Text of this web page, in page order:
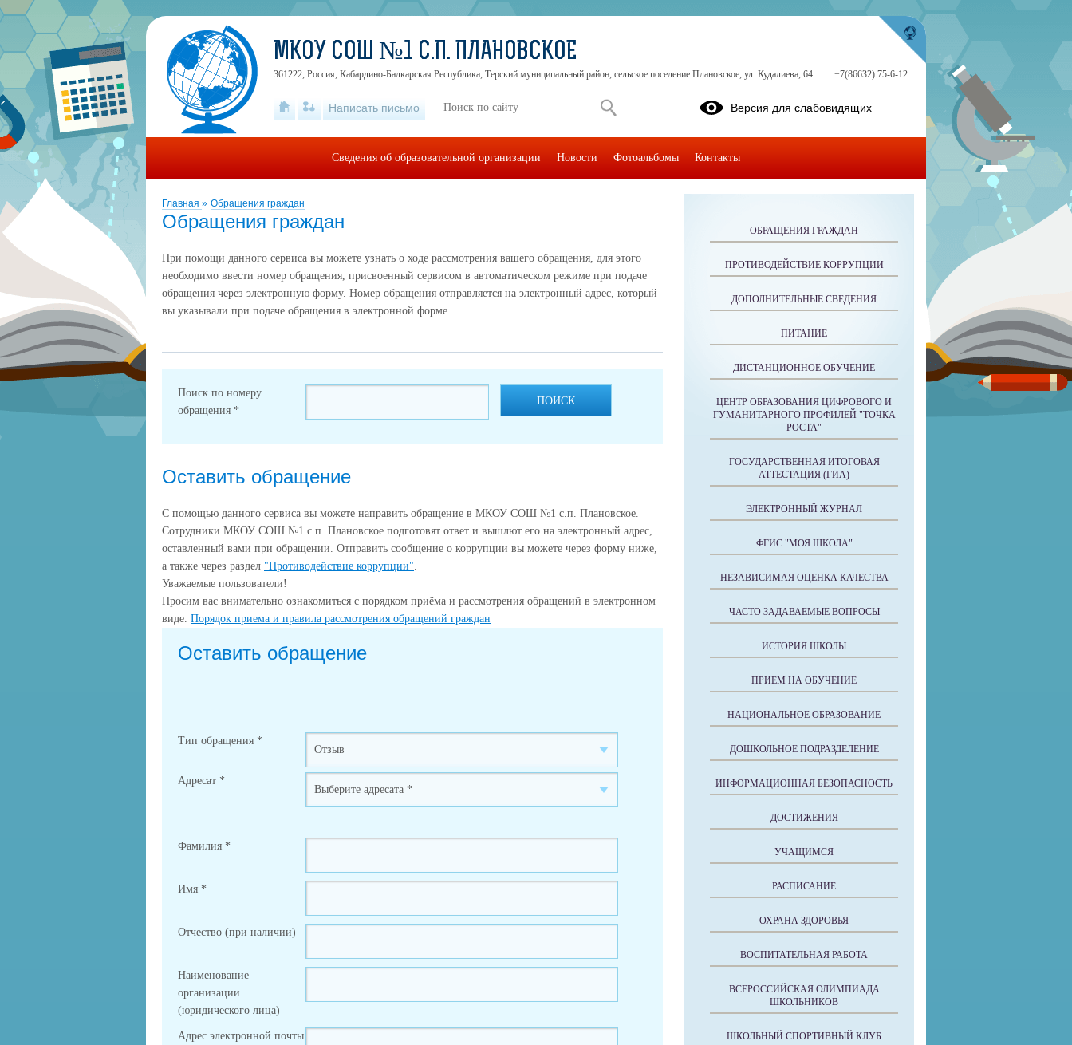
Главная » Обращения граждан
Обращения граждан
При помощи данного сервиса вы можете узнать о ходе рассмотрения вашего обращения, для этого
необходимо ввести номер обращения, присвоенный сервисом в автоматическом режиме при подаче
обращения через электронную форму. Номер обращения отправляется на электронный адрес, который
вы указывали при подаче обращения в электронной форме.
Поиск по номеру
обращения *
ПОИСК
Оставить обращение
С помощью данного сервиса вы можете направить обращение в МКОУ СОШ №1 с.п. Плановское.
Сотрудники МКОУ СОШ №1 с.п. Плановское подготовят ответ и вышлют его на электронный адрес,
оставленный вами при обращении. Отправить сообщение о коррупции вы можете через форму ниже,
а также через раздел "Противодействие коррупции".
Уважаемые пользователи!
Просим вас внимательно ознакомиться с порядком приёма и рассмотрения обращений в электронном
виде. Порядок приема и правила рассмотрения обращений граждан
Оставить обращение
Тип обращения *
Адресат *
Фамилия *
Имя *
Отчество (при наличии)
Наименование
организации
(юридического лица)
Адрес электронной почты
ОБРАЩЕНИЯ ГРАЖДАН
ПРОТИВОДЕЙСТВИЕ КОРРУПЦИИ
ДОПОЛНИТЕЛЬНЫЕ СВЕДЕНИЯ
ПИТАНИЕ
ДИСТАНЦИОННОЕ ОБУЧЕНИЕ
ЦЕНТР ОБРАЗОВАНИЯ ЦИФРОВОГО И
ГУМАНИТАРНОГО ПРОФИЛЕЙ "ТОЧКА
РОСТА"
ГОСУДАРСТВЕННАЯ ИТОГОВАЯ
АТТЕСТАЦИЯ (ГИА)
ЭЛЕКТРОННЫЙ ЖУРНАЛ
ФГИС "МОЯ ШКОЛА"
НЕЗАВИСИМАЯ ОЦЕНКА КАЧЕСТВА
ЧАСТО ЗАДАВАЕМЫЕ ВОПРОСЫ
ИСТОРИЯ ШКОЛЫ
ПРИЕМ НА ОБУЧЕНИЕ
НАЦИОНАЛЬНОЕ ОБРАЗОВАНИЕ
ДОШКОЛЬНОЕ ПОДРАЗДЕЛЕНИЕ
ИНФОРМАЦИОННАЯ БЕЗОПАСНОСТЬ
ДОСТИЖЕНИЯ
УЧАЩИМСЯ
РАСПИСАНИЕ
ОХРАНА ЗДОРОВЬЯ
ВОСПИТАТЕЛЬНАЯ РАБОТА
ВСЕРОССИЙСКАЯ ОЛИМПИАДА
ШКОЛЬНИКОВ
ШКОЛЬНЫЙ СПОРТИВНЫЙ КЛУБ
МКОУ СОШ №1 С.П. ПЛАНОВСКОЕ
361222, Россия, Кабардино-Балкарская Республика, Терский муниципальный район, сельское поселение Плановское, ул. Кудалиева, 64. +7(86632) 75-6-12
Написать письмо Версия для слабовидящих
Сведения об образовательной организации Новости Фотоальбомы Контакты